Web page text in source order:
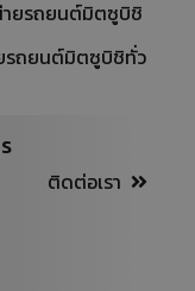
ายรถยนต์มิตซูบิชิ
รถยนต์มิตซูบิชิทั่ว
ติดต่อเรา